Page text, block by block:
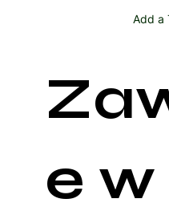
Add a
e w